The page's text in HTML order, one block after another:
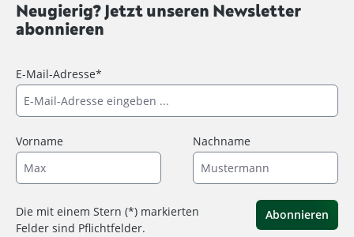
Neugierig? Jetzt unseren Newsletter
abonnieren
E-Mail-Adresse*
Vorname Nachname
Die mit einem Stern (*) markierten
Felder sind Pflichtfelder.
Abonnieren